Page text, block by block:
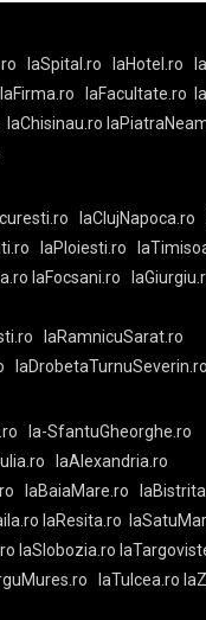
laSpital.ro laHotel.ro
laFirma.ro laFacultate.ro
laChisinau.ro
laClujNapoca.ro
laPloiesti.ro
laFocsani.ro
laRamnicuSarat.ro
laDrobetaTurnuSeverin.ro
la-SfantuGheorghe.ro
laAlexandria.ro
laBaiaMare.ro
laResita.ro
laSlobozia.ro
laTulcea.ro